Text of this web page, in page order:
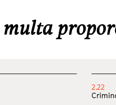
multa
2.22